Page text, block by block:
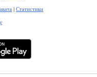
| Статистики